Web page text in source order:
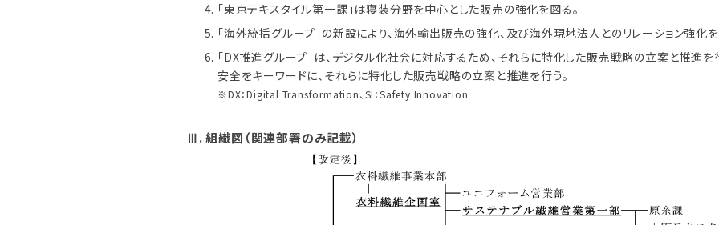
「東京テキスタイル第一課」は寝装分野を中心とした販売の強化を図る。
「海外統括グループ」の新設により、海外輸出販売の強化、及び海外現地法人とのリレーション強化を
「DX推進グループ」は、デジタル化社会に対応するため、それらに特化した販売戦略の立案と推進を行
安全をキーワードに、それらに特化した販売戦略の立案と推進を行う。
※DX：Digital Transformation、SI：Safety Innovation
Ⅲ. 組織図（関連部署のみ記載）